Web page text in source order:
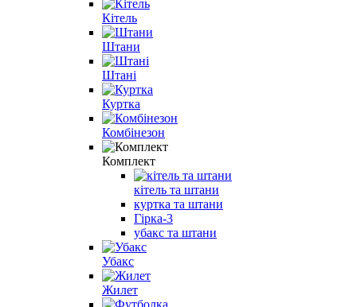
Кітель
Штани
Штані
Куртка
Комбінезон
Комплект
кітель та штани
куртка та штани
Гірка-3
убакс та штани
Убакс
Жилет